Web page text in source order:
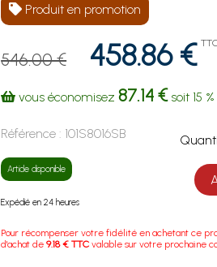
Produit en promotion
546.00 € 458.86 €
vous économisez87.14 €soit 15 %
Référence : 101S8016SB
Article disponible
Expédié en 24 heures
Pour récompenser votre fidélité en achetant ce
d'achat de9.18 € TTC valable sur votre prochaine